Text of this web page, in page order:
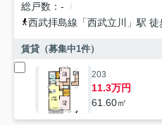
総戸数
-
西武拝島線 「西武立川 」駅
賃貸（募集中1件）
203
11.3万円
61.60㎡